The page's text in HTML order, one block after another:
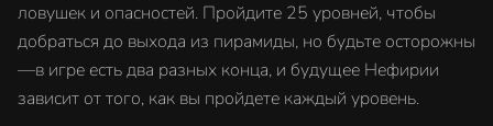
ловушек и опасностей. Пройдите 25 уровней, чтобы
добраться до выхода из пирамиды, но будьте осторожны
—в игре есть два разных конца, и будущее Нефирии
зависит от того, как вы пройдете каждый уровень.